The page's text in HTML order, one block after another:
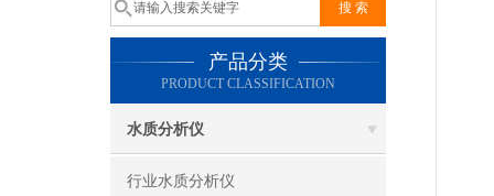
产品分类
PRODUCT CLASSIFICATION
水质分析仪
行业水质分析仪